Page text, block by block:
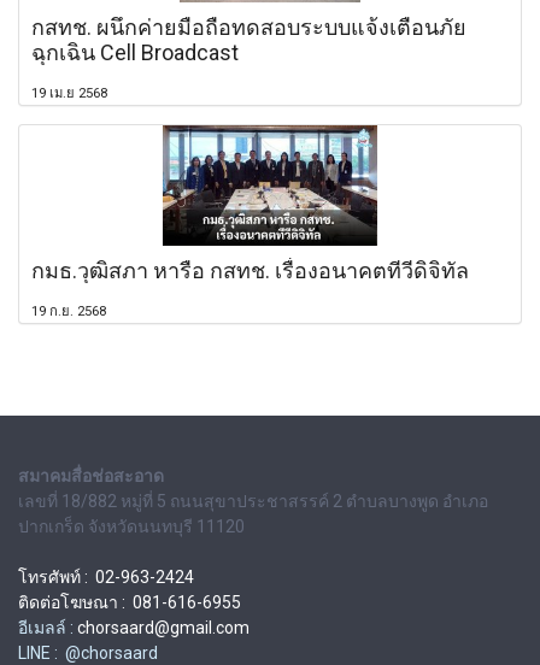
กสทช. ผนึกค่ายมือถือทดสอบระบบแจ้งเตือนภัย
ฉุกเฉิน Cell Broadcast
19 เม.ย 2568
กมธ.วุฒิสภา หารือ กสทช. เรื่องอนาคตทีวีดิจิทัล
19 ก.ย. 2568
สมาคมสื่อช่อสะอาด
เลขที่ 18/882 หมู่ที่ 5 ถนนสุขาประชาสรรค์ 2 ตำบลบางพูด อำเภอ
ปากเกร็ด จังหวัดนนทบุรี 11120
โทรศัพท์ : 02-963-2424
ติดต่อโฆษณา : 081-616-6955
อีเมลล์ : chorsaard@gmail.com
LINE : @chorsaard